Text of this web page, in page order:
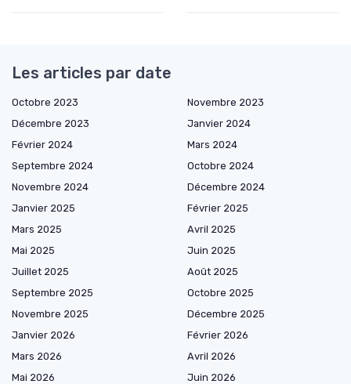
Les articles par date
Octobre 2023
Novembre 2023
Décembre 2023
Janvier 2024
Février 2024
Mars 2024
Septembre 2024
Octobre 2024
Novembre 2024
Décembre 2024
Janvier 2025
Février 2025
Mars 2025
Avril 2025
Mai 2025
Juin 2025
Juillet 2025
Août 2025
Septembre 2025
Octobre 2025
Novembre 2025
Décembre 2025
Janvier 2026
Février 2026
Mars 2026
Avril 2026
Mai 2026
Juin 2026